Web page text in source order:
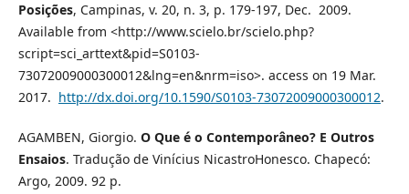
Posições, Campinas, v. 20, n. 3, p. 179-197, Dec. 2009.
Available from <http://www.scielo.br/scielo.php?
script=sci_arttext&pid=S0103-
73072009000300012&lng=en&nrm=iso>. access on 19 Mar.
2017. http://dx.doi.org/10.1590/S0103-73072009000300012.
AGAMBEN, Giorgio. O Que é o Contemporâneo? E Outros
Ensaios. Tradução de Vinícius NicastroHonesco. Chapecó:
Argo, 2009. 92 p.